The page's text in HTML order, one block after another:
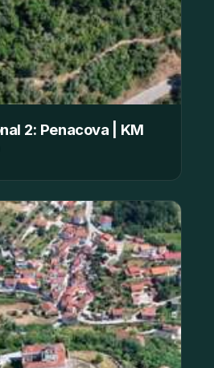
2: Penacova | KM